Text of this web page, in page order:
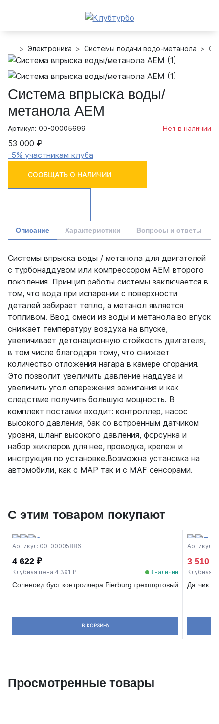
Электроника Системы подачи водо-метанола
Система впрыска воды/
метанола AEM
Артикул: 00-00005699 Нет в наличии
53 000 ₽
-5% участникам клуба
СООБЩАТЬ О НАЛИЧИИ
Описание Характеристики Вопросы и ответы
Системы впрыска воды / метанола для двигателей
с турбонаддувом или компрессором AEM второго
поколения. Принцип работы системы заключается в
том, что вода при испарении с поверхности
деталей забирает тепло, а метанол является
топливом. Ввод смеси из воды и метанола во впуск
снижает температуру воздуха на впуске,
увеличивает детонационную стойкость двигателя,
в том числе благодаря тому, что снижает
количество отложения нагара в камере сгорания.
Это позволит увеличить давление наддува и
увеличить угол опережения зажигания и как
следствие получить большую мощность. В
комплект поставки входит: контроллер, насос
высокого давления, бак со встроенным датчиком
уровня, шланг высокого давления, форсунка и
набор жиклеров для нее, проводка, крепеж и
инструкция по установке.Возможна установка на
автомобили, как с MAP так и c MAF сенсорами.
С этим товаром покупают
Артикул: 00-00005886
4 622 ₽
Клубная цена 4 391 ₽ В наличии
Соленоид буст контроллера Pierburg трехпортовый
В КОРЗИНУ
Артикул:
3 510 ₽
Клубная
Датчик
Просмотренные товары